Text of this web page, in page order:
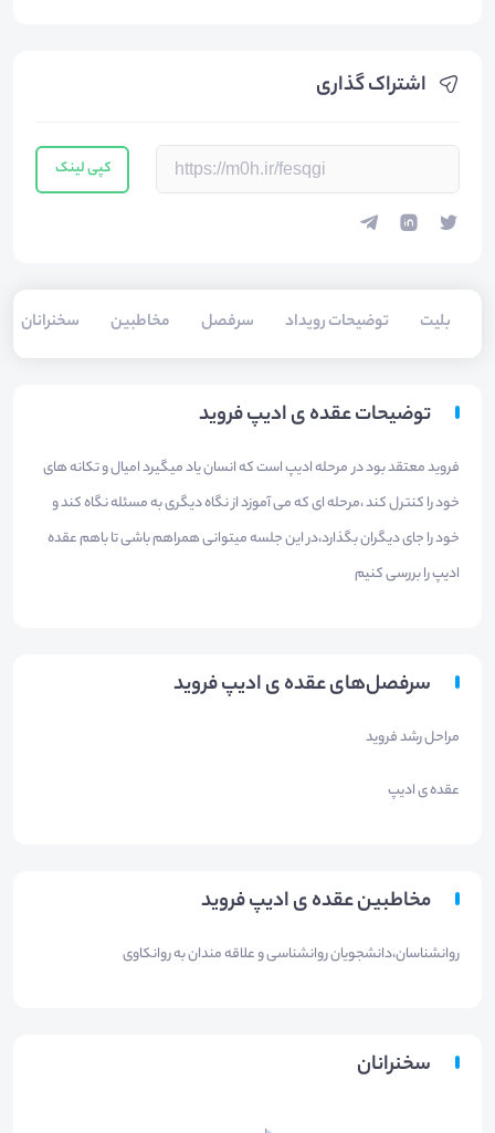
اشتراک گذاری
کپی لینک
بلیت‌ توضیحات رویداد سرفصل مخاطبین سخنرانان
توضیحات عقده ی ادیپ فروید
فروید معتقد بود در مرحله ادیپ است که انسان یاد میگیرد امیال و تکانه های
خود را کنترل کند ،مرحله ای که می آموزد از نگاه دیگری به مسئله نگاه کند و
خود را جای دیگران بگذارد،در این جلسه میتوانی همراهم باشی تا باهم عقده
ادیپ را بررسی کنیم
سرفصل‌های عقده ی ادیپ فروید
مراحل رشد فروید
عقده ی ادیپ
مخاطبین عقده ی ادیپ فروید
روانشناسان،دانشجویان روانشناسی و علاقه مندان به روانکاوی
سخنرانان